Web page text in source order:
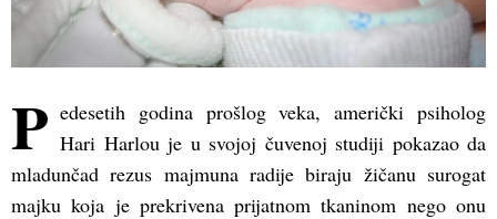
P edesetih godina prošlog veka, američki psiholog
Hari Harlou je u svojoj čuvenoj studiji pokazao da
mladunčad rezus majmuna radije biraju žičanu surogat
majku koja je prekrivena prijatnom tkaninom nego onu